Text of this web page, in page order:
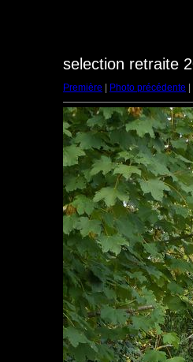
selection retraite
Première Photo précédente